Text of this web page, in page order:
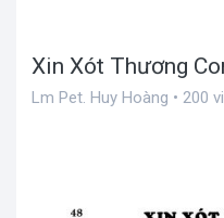
Xin Xót Thương
Lm Pet. Huy Hoàng • 200